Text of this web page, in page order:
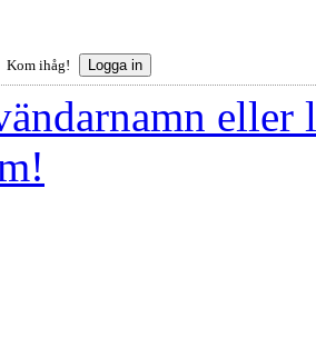
Kom ihåg!
eller